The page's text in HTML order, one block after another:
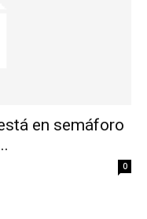
en semáforo
0